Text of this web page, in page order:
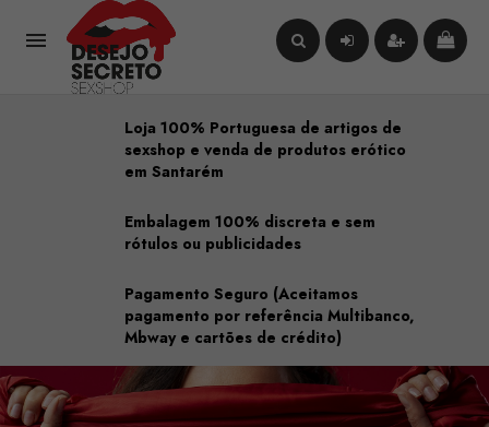

Loja 100% Portuguesa de artigos de
sexshop e venda de produtos erótico
em Santarém
Embalagem 100% discreta e sem
rótulos ou publicidades
Pagamento Seguro (Aceitamos
pagamento por referência Multibanco,
Mbway e cartões de crédito)